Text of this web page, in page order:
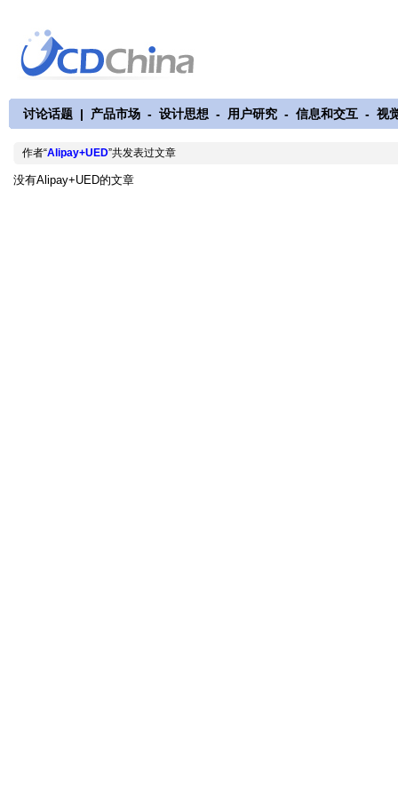
讨论话题 | 产品市场 - 设计思想 - 用户研究 - 信息和交互 - 视
作者“Alipay+UED”共发表过文章
没有Alipay+UED的文章